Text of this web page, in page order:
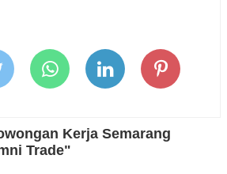
Kerja Semarang
Trade"